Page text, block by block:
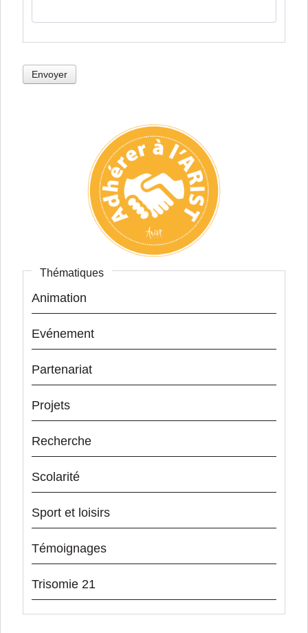
Envoyer
Thématiques
Animation
Evénement
Partenariat
Projets
Recherche
Scolarité
Sport et loisirs
Témoignages
Trisomie 21